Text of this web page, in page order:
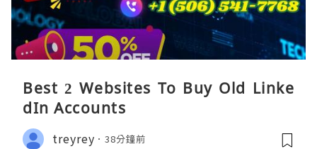
Best 2 Websites To Buy Old Linke
dIn Accounts
treyrey 38分鐘前